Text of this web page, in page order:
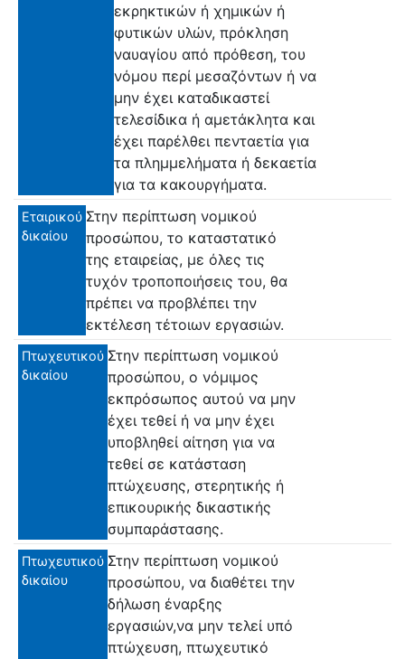
εκρηκτικών ή χημικών ή
φυτικών υλών, πρόκληση
ναυαγίου από πρόθεση, του
νόμου περί μεσαζόντων ή να
μην έχει καταδικαστεί
τελεσίδικα ή αμετάκλητα και
έχει παρέλθει πενταετία για
τα πλημμελήματα ή δεκαετία
για τα κακουργήματα.
Εταιρικού
δικαίου
Στην περίπτωση νομικού
προσώπου, το καταστατικό
της εταιρείας, με όλες τις
τυχόν τροποποιήσεις του, θα
πρέπει να προβλέπει την
εκτέλεση τέτοιων εργασιών.
Πτωχευτικού
δικαίου
Στην περίπτωση νομικού
προσώπου, ο νόμιμος
εκπρόσωπος αυτού να μην
έχει τεθεί ή να μην έχει
υποβληθεί αίτηση για να
τεθεί σε κατάσταση
πτώχευσης, στερητικής ή
επικουρικής δικαστικής
συμπαράστασης.
Πτωχευτικού
δικαίου
Στην περίπτωση νομικού
προσώπου, να διαθέτει την
δήλωση έναρξης
εργασιών,να μην τελεί υπό
πτώχευση, πτωχευτικό